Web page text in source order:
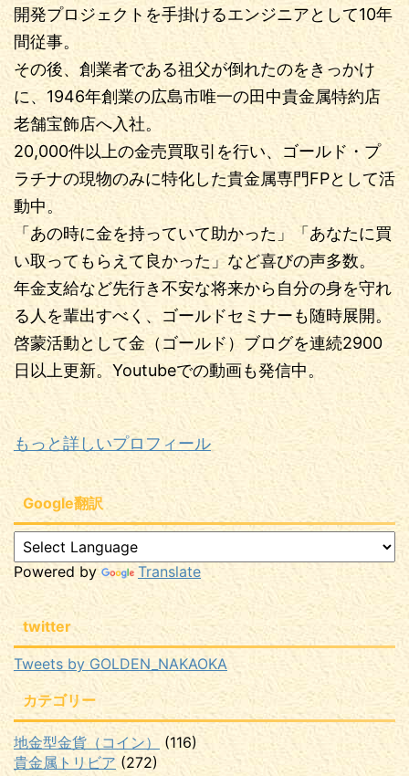
開発プロジェクトを手掛けるエンジニアとして10年
間従事。
その後、創業者である祖父が倒れたのをきっかけ
に、1946年創業の広島市唯一の田中貴金属特約店
老舗宝飾店へ入社。
20,000件以上の金売買取引を行い、ゴールド・プ
ラチナの現物のみに特化した貴金属専門FPとして活
動中。
「あの時に金を持っていて助かった」「あなたに買
い取ってもらえて良かった」など喜びの声多数。
年金支給など先行き不安な将来から自分の身を守れ
る人を輩出すべく、ゴールドセミナーも随時展開。
啓蒙活動として金（ゴールド）ブログを連続2900
日以上更新。Youtubeでの動画も発信中。
もっと詳しいプロフィール
Google翻訳
Powered by Translate
twitter
Tweets by GOLDEN_NAKAOKA
カテゴリー
地金型金貨（コイン）
(116)
貴金属トリビア (272)